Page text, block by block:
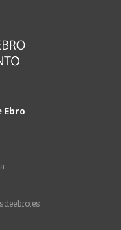
Ebro